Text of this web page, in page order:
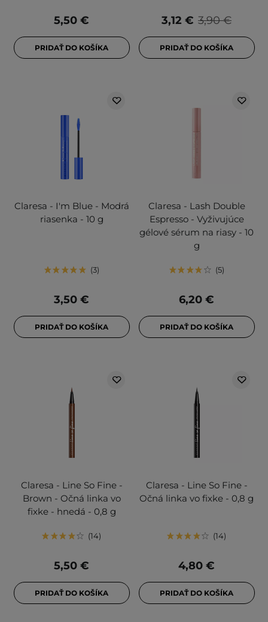
5,50 €
PRIDAŤ DO KOŠÍKA
3,90 €
3,12 €
PRIDAŤ DO KOŠÍKA
Claresa - I'm Blue - Modrá
riasenka - 10 g
3
3,50 €
PRIDAŤ DO KOŠÍKA
Claresa - Lash Double
Espresso - Vyživujúce
gélové sérum na riasy - 10
g
5
6,20 €
PRIDAŤ DO KOŠÍKA
Claresa - Line So Fine -
Brown - Očná linka vo
fixke - hnedá - 0,8 g
14
5,50 €
PRIDAŤ DO KOŠÍKA
Claresa - Line So Fine -
Očná linka vo fixke - 0,8 g
14
4,80 €
PRIDAŤ DO KOŠÍKA